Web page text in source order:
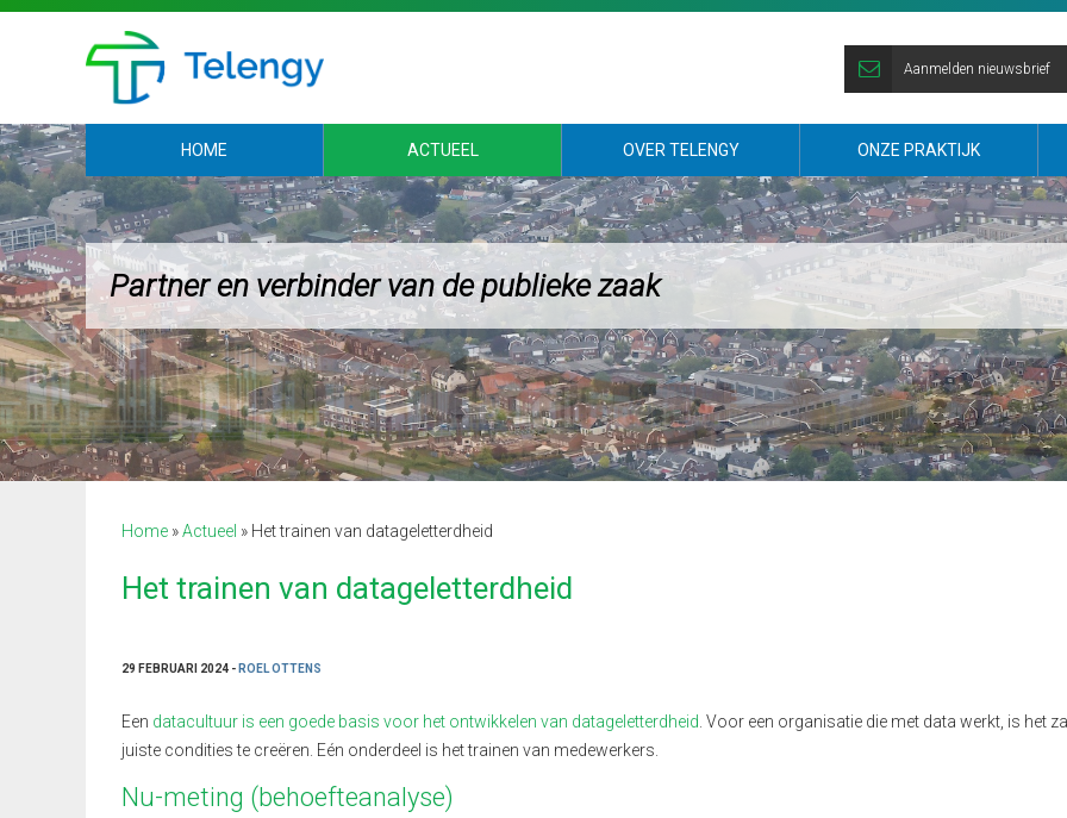
Aanmelden nieuwsbrief
HOME ACTUEEL OVER TELENGY ONZE PRAKTIJK
Partner en verbinder van de publieke zaak
Gemeente Veenendaal
Home »Actueel » Het trainen van datageletterdheid
Het trainen van datageletterdheid
29 FEBRUARI 2024 - ROEL OTTENS
Een datacultuur is een goede basis voor het ontwikkelen van datageletterdheid. Voor een organisatie die met data werkt, is het
juiste condities te creëren. Eén onderdeel is het trainen van medewerkers.
Nu-meting (behoefteanalyse)